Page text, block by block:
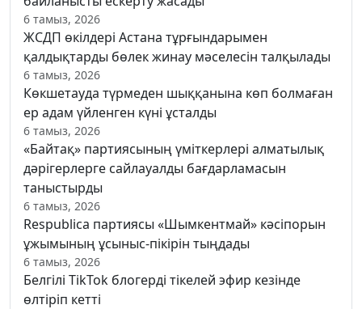
6 тамыз, 2026
ЖСДП өкілдері Астана тұрғындарымен
қалдықтарды бөлек жинау мәселесін талқылады
6 тамыз, 2026
Көкшетауда түрмеден шыққанына көп болмаған
ер адам үйленген күні ұсталды
6 тамыз, 2026
«Байтақ» партиясының үміткерлері алматылық
дәрігерлерге сайлауалды бағдарламасын
таныстырды
6 тамыз, 2026
Respublica партиясы «Шымкентмай» кәсіпорын
ұжымының ұсыныс-пікірін тыңдады
6 тамыз, 2026
Белгілі TikTok блогерді тікелей эфир кезінде
өлтіріп кетті